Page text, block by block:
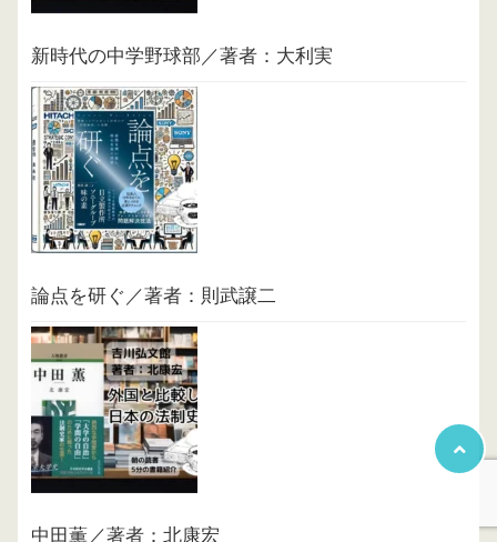
新時代の中学野球部／著者：大利実
論点を研ぐ／著者：則武譲二
中田薫／著者：北康宏